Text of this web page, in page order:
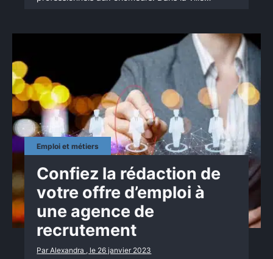
Emploi et métiers
Confiez la rédaction de
votre offre d’emploi à
une agence de
recrutement
Par Alexandra , le 26 janvier 2023